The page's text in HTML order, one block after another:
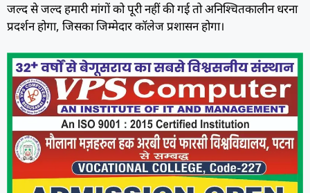
जल्द से जल्द हमारी मांगों को पूरी नहीं की गई तो अनिश्चितकालीन धरना
प्रदर्शन होगा, जिसका जिम्मेदार कॉलेज प्रशासन होगा।